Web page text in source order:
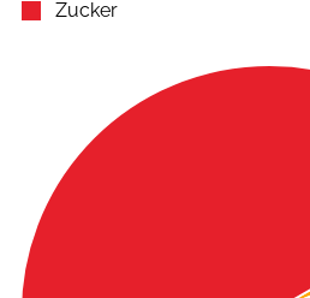
Zucker